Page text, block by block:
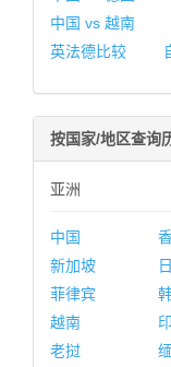
中国 vs 越南
英法德比较
按国家/地区查询
亚洲
中国
新加坡
菲律宾
越南
老挝